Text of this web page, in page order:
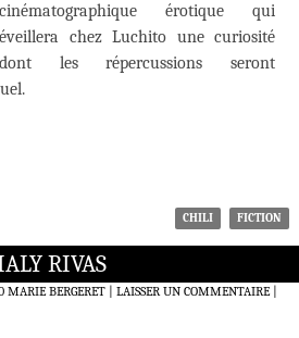
cinématographique érotique qui
éveillera chez Luchito une curiosité
dont les répercussions seront
CHILI FICTION
RIVAS
MARIE BERGERET LAISSER UN COMMENTAIRE|